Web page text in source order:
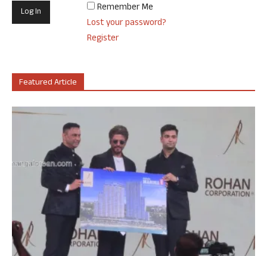
Remember Me
Lost your password?
Register
Featured Article